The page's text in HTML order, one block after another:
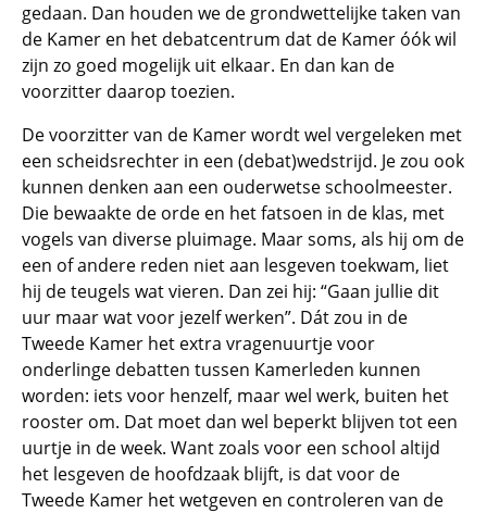
gedaan. Dan houden we de grondwettelijke taken van
de Kamer en het debatcentrum dat de Kamer óók wil
zijn zo goed mogelijk uit elkaar. En dan kan de
voorzitter daarop toezien.
De voorzitter van de Kamer wordt wel vergeleken met
een scheidsrechter in een (debat)wedstrijd. Je zou ook
kunnen denken aan een ouderwetse schoolmeester.
Die bewaakte de orde en het fatsoen in de klas, met
vogels van diverse pluimage. Maar soms, als hij om de
een of andere reden niet aan lesgeven toekwam, liet
hij de teugels wat vieren. Dan zei hij: “Gaan jullie dit
uur maar wat voor jezelf werken”. Dát zou in de
Tweede Kamer het extra vragenuurtje voor
onderlinge debatten tussen Kamerleden kunnen
worden: iets voor henzelf, maar wel werk, buiten het
rooster om. Dat moet dan wel beperkt blijven tot een
uurtje in de week. Want zoals voor een school altijd
het lesgeven de hoofdzaak blijft, is dat voor de
Tweede Kamer het wetgeven en controleren van de